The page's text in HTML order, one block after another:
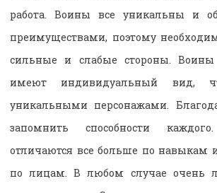
работа. Воины все уникальны и
преимуществами, поэтому
сильные и слабые стороны.
имеют индивидуальный вид,
уникальными персонажами.
запомнить способности
отличаются все больше по навыкам
по лицам. В любом случае очень